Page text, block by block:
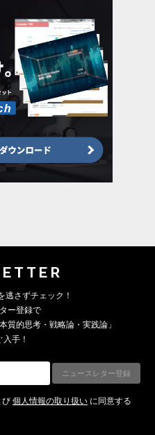
逃さずチェック！
ー登録で
質的思考・戦略論・実践論」
手！
び 個人情報の取り扱い に同意する